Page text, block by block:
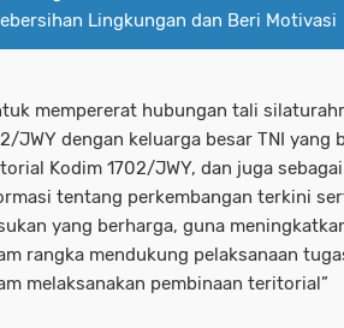
Lingkungan dan Beri Motivasi
mempererat hubungan tali
JWY dengan keluarga besar TNI yang
Kodim 1702/JWY, dan juga
tentang perkembangan terkini
yang berharga, guna
rangka mendukung pelaksanaan
melaksanakan pembinaan teritorial”